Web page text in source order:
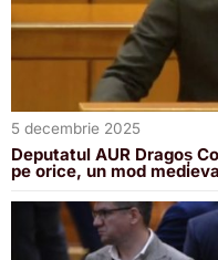
5 decembrie 2025
Deputatul AUR Dragoș
pe orice, un mod